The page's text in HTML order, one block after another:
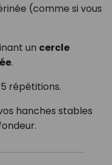
(comme si vous
un cercle
.
répétitions.
hanches stables